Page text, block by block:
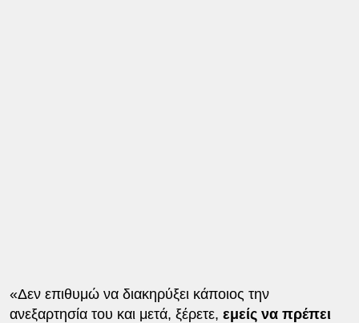
«Δεν επιθυμώ να διακηρύξει κάποιος την
ανεξαρτησία του και μετά, ξέρετε, εμείς να πρέπει